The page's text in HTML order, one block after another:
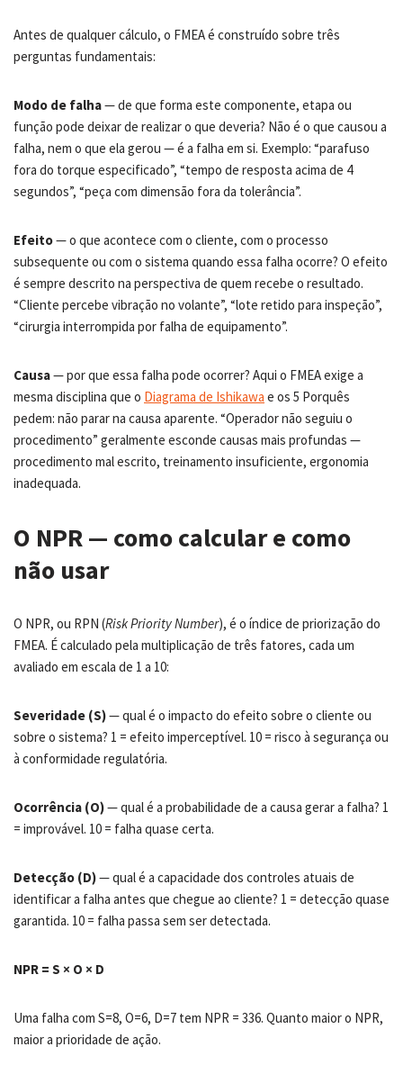
Antes de qualquer cálculo, o FMEA é construído sobre três
perguntas fundamentais:
Modo de falha— de que forma este componente, etapa ou
função pode deixar de realizar o que deveria? Não é o que causou a
falha, nem o que ela gerou — é a falha em si. Exemplo: “parafuso
fora do torque especificado”, “tempo de resposta acima de 4
segundos”, “peça com dimensão fora da tolerância”.
Efeito— o que acontece com o cliente, com o processo
subsequente ou com o sistema quando essa falha ocorre? O efeito
é sempre descrito na perspectiva de quem recebe o resultado.
“Cliente percebe vibração no volante”, “lote retido para inspeção”,
“cirurgia interrompida por falha de equipamento”.
Causa— por que essa falha pode ocorrer? Aqui o FMEA exige a
mesma disciplina que o Diagrama de Ishikawa e os 5 Porquês
pedem: não parar na causa aparente. “Operador não seguiu o
procedimento” geralmente esconde causas mais profundas —
procedimento mal escrito, treinamento insuficiente, ergonomia
inadequada.
O NPR — como calcular e como
não usar
O NPR, ou RPN (Risk Priority Number), é o índice de priorização do
FMEA. É calculado pela multiplicação de três fatores, cada um
avaliado em escala de 1 a 10:
Severidade (S)— qual é o impacto do efeito sobre o cliente ou
sobre o sistema? 1 = efeito imperceptível. 10 = risco à segurança ou
à conformidade regulatória.
Ocorrência (O)— qual é a probabilidade de a causa gerar a falha? 1
= improvável. 10 = falha quase certa.
Detecção (D)— qual é a capacidade dos controles atuais de
identificar a falha antes que chegue ao cliente? 1 = detecção quase
garantida. 10 = falha passa sem ser detectada.
NPR = S × O × D
Uma falha com S=8, O=6, D=7 tem NPR = 336. Quanto maior o NPR,
maior a prioridade de ação.